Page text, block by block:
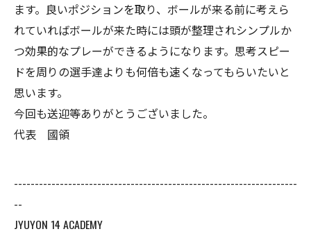
ます。良いポジションを取り、ボールが来る前に考えら
れていればボールが来た時には頭が整理されシンプルか
つ効果的なプレーができるようになります。思考スピー
ドを周りの選手達よりも何倍も速くなってもらいたいと
思います。
今回も送迎等ありがとうございました。
代表 國領
--------------------------------------------------------------------
--
JYUYON 14 ACADEMY